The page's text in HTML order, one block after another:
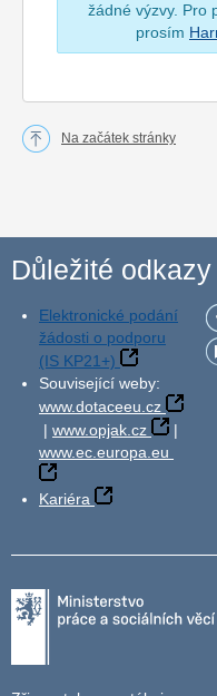
žádné výzvy. Pro
prosím
Na začátek stránky
Důležité odkazy
Elektronické podání
žádosti o podporu
(IS KP21+)
Související weby:
www.dotaceeu.cz
| www.opjak.cz
|
www.ec.europa.eu
Kariéra